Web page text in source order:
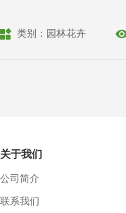
类别：园林花卉
关于我们
公司简介
联系我们